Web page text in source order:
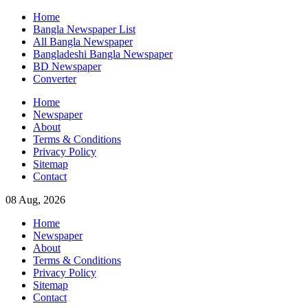
Skip
content
Home
Bangla Newspaper List
All Bangla Newspaper
Bangladeshi Bangla Newspaper
BD Newspaper
Converter
Home
Newspaper
About
Terms & Conditions
Privacy Policy
Sitemap
Contact
08 Aug, 2026
Home
Newspaper
About
Terms & Conditions
Privacy Policy
Sitemap
Contact